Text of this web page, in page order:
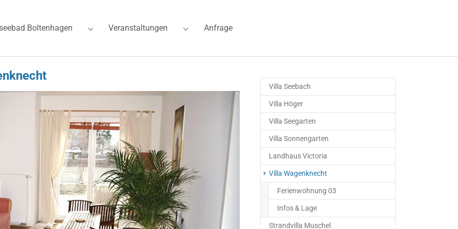
"Ferienwohnungen"
Boltenhagen
Submenu for "Ostseebad Boltenhagen"
Veranstaltungen
Submenu for "Veranstaltungen"
Anfrage
Weiter
Villa Seebach
Villa Höger
Villa Seegarten
Villa Sonnengarten
Landhaus Victoria
Villa Wagenknecht
Ferienwohnung 03
Infos & Lage
Strandvilla Muschel